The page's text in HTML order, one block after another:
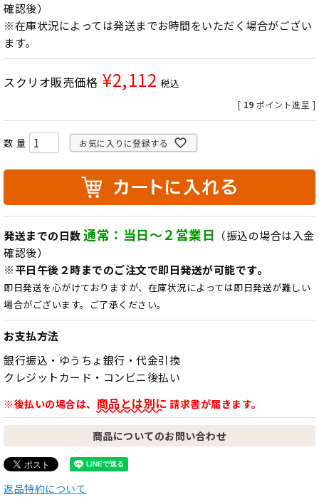
確認後）
※在庫状況によっては発送までお時間をいただく場合がござい
ます。
スクリオ販売価格 ¥2,112 税込
[ 19 ポイント進呈 ]
お気に入りに登録する
発送までの日数通常：当日～２営業日 （振込の場合は入金
確認後）
※平日午後２時までのご注文で即日発送が可能です。
即日発送を心がけておりますが、在庫状況によっては即日発送が難しい
場合がございます。ご了承ください。
お支払方法
銀行振込・ゆうちょ銀行・代金引換
クレジットカード・コンビニ後払い
※後払いの場合は、 商品とは別に 請求書が届きます。
商品についてのお問い合わせ
返品特約について